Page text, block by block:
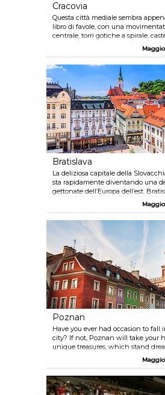
Cracovia
Questa città mediale sembra
libro di favole, con una
centrale, torri gotiche a spirale,
draghi, vicoli e cortili nascosti, e
cantine e tunnel sotterranei tutti da
Cracovia è conosciuta come la
della Polonia grazie alla sua
la poesia e il teatro. Dopo anni di
città si erge oggi orgogliosa e con
d'identità, pur conservando
sbarazzina che la contraddistingue
Bratislava
La deliziosa capitale della
sta rapidamente diventando una
gettonate dell’Europa dell’est.
trasformando in modo
pittoresca città da cartolina in un
metropolitano sofisticato fatto di
Ristoranti raffinati, club alla moda e
cosmopolita immersi tra i famosi
giardini curati e i caffè classici
città.
Poznan
Have you ever had occasion to fall
city? If not, Poznan will take your
unique treasures, which stand
their own reflections in the fast
River. Here, history and tradition
modernity offering you everything
tourist attractions to idyllic
perfect for romantic getaways.